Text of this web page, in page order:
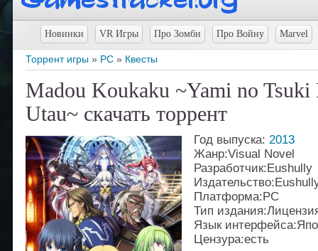
Новинки VR Игры Про Зомби Про Войну Marvel
Торрент игры » PC » Квесты
Madou Koukaku ~Yami no
Utau~ скачать торрент
Год выпуска: 2013
Жанр:Visual Novel
Разработчик:Eushully
Платформа:PC
Тип
Язык
Цензура:есть